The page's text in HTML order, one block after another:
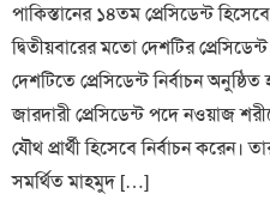
পাকিস্তানের ১৪তম প্রেসিডেন্ট
দ্বিতীয়বারের মতো দেশটির
দেশটিতে প্রেসিডেন্ট নির্বাচন
জারদারী প্রেসিডেন্ট পদে নওয়াজ
যৌথ প্রার্থী হিসেবে নির্বাচন করেন।
সমর্থিত মাহমুদ […]